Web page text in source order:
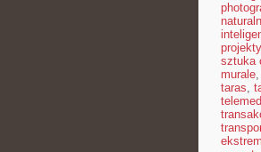
projekty
sztuka
murale,
taras,